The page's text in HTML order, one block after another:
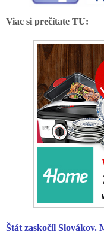
Viac si prečítate TU:
Štát zaskočil